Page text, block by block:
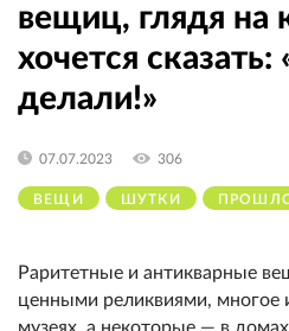
вещиц, глядя на
хочется
делали!»
ВЕЩИ ШУТКИ
07.07.2023 306
Раритетные и антикварные
ценными реликвиями, многое
музеях, а некоторые — в